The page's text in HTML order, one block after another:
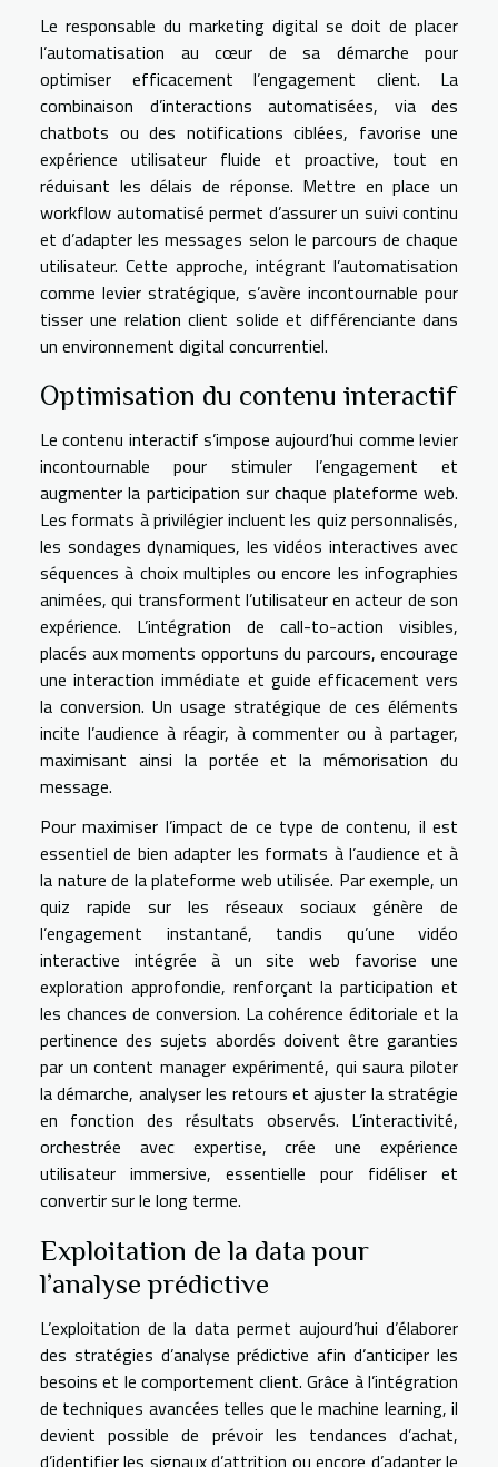
Le responsable du marketing digital se doit de placer
l’automatisation au cœur de sa démarche pour
optimiser efficacement l’engagement client. La
combinaison d’interactions automatisées, via des
chatbots ou des notifications ciblées, favorise une
expérience utilisateur fluide et proactive, tout en
réduisant les délais de réponse. Mettre en place un
workflow automatisé permet d’assurer un suivi continu
et d’adapter les messages selon le parcours de chaque
utilisateur. Cette approche, intégrant l’automatisation
comme levier stratégique, s’avère incontournable pour
tisser une relation client solide et différenciante dans
un environnement digital concurrentiel.
Optimisation du contenu interactif
Le contenu interactif s’impose aujourd’hui comme levier
incontournable pour stimuler l’engagement et
augmenter la participation sur chaque plateforme web.
Les formats à privilégier incluent les quiz personnalisés,
les sondages dynamiques, les vidéos interactives avec
séquences à choix multiples ou encore les infographies
animées, qui transforment l’utilisateur en acteur de son
expérience. L’intégration de call-to-action visibles,
placés aux moments opportuns du parcours, encourage
une interaction immédiate et guide efficacement vers
la conversion. Un usage stratégique de ces éléments
incite l’audience à réagir, à commenter ou à partager,
maximisant ainsi la portée et la mémorisation du
message.
Pour maximiser l’impact de ce type de contenu, il est
essentiel de bien adapter les formats à l’audience et à
la nature de la plateforme web utilisée. Par exemple, un
quiz rapide sur les réseaux sociaux génère de
l’engagement instantané, tandis qu’une vidéo
interactive intégrée à un site web favorise une
exploration approfondie, renforçant la participation et
les chances de conversion. La cohérence éditoriale et la
pertinence des sujets abordés doivent être garanties
par un content manager expérimenté, qui saura piloter
la démarche, analyser les retours et ajuster la stratégie
en fonction des résultats observés. L’interactivité,
orchestrée avec expertise, crée une expérience
utilisateur immersive, essentielle pour fidéliser et
convertir sur le long terme.
Exploitation de la data pour
l’analyse prédictive
L’exploitation de la data permet aujourd’hui d’élaborer
des stratégies d’analyse prédictive afin d’anticiper les
besoins et le comportement client. Grâce à l’intégration
de techniques avancées telles que le machine learning, il
devient possible de prévoir les tendances d’achat,